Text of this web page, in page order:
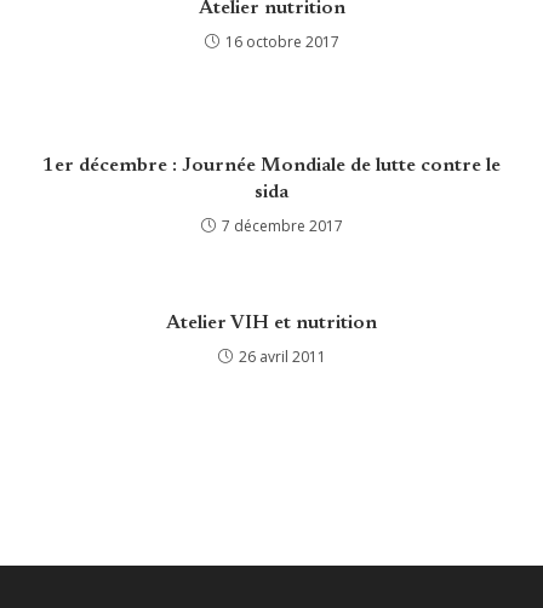
Atelier nutrition
16 octobre 2017
1er décembre : Journée Mondiale de lutte contre le
sida
7 décembre 2017
Atelier VIH et nutrition
26 avril 2011